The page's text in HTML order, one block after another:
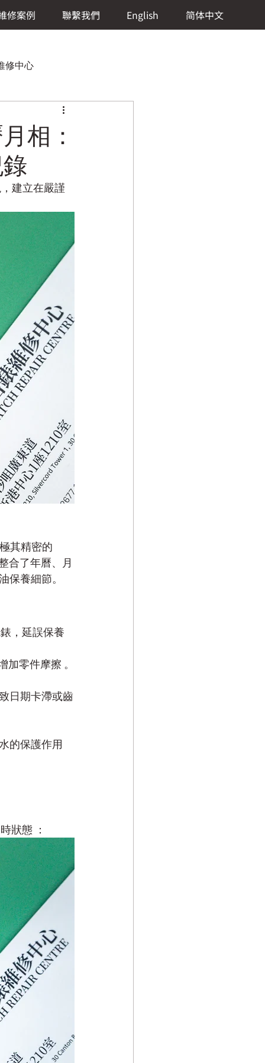
修案例 聯繫我們 English 简体中文
修中心
& Söhne (朗格)維修中心
(積家)維修中心
IWC (萬國錶)維修中心
修中心
Hermès （愛馬仕 ）手錶維修
錶維修中心
相：
建立在嚴謹
其精密的
合了年曆、月
保養細節。
，延誤保養
零件摩擦 。
日期卡滯或齒
的保護作用
狀態 ：